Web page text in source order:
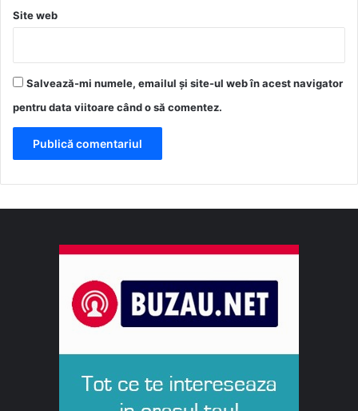
Site web
Salvează-mi numele, emailul și site-ul web în acest navigator
pentru data viitoare când o să comentez.